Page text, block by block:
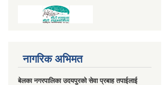
नागरिक अभिमत
बेलका नगरपालिका उदयपुरको सेवा प्रबाह तपाईलाई